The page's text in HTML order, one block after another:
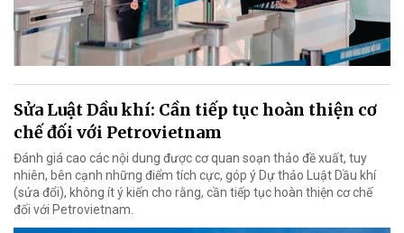
Sửa Luật Dầu khí: Cần tiếp tục hoàn thiện cơ
chế đối với Petrovietnam
Đánh giá cao các nội dung được cơ quan soạn thảo đề xuất, tuy
nhiên, bên cạnh những điểm tích cực, góp ý Dự thảo Luật Dầu khí
(sửa đổi), không ít ý kiến cho rằng, cần tiếp tục hoàn thiện cơ chế
đối với Petrovietnam.